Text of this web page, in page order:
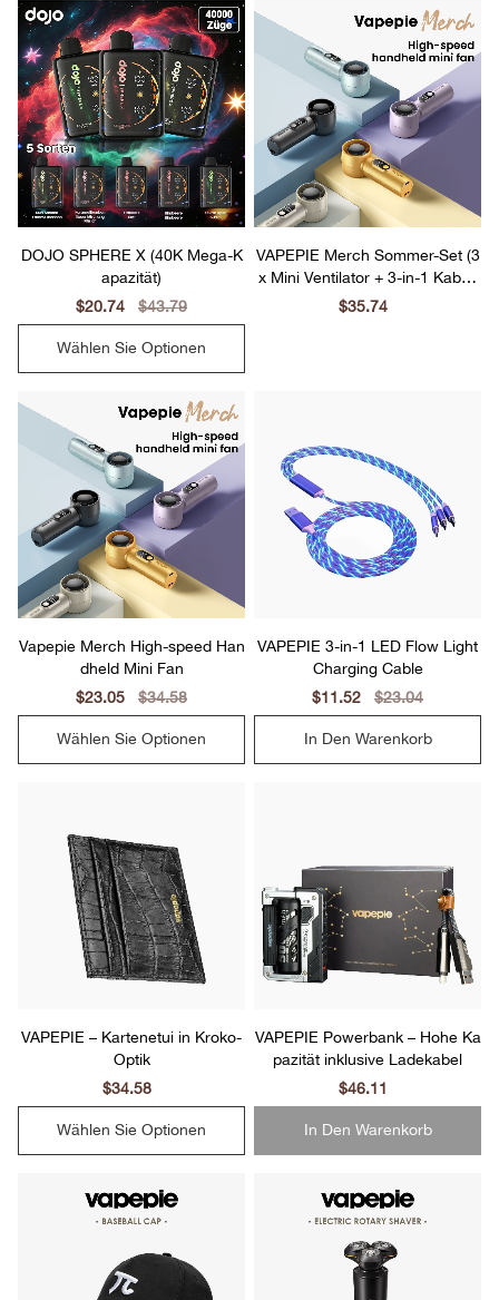
DOJO SPHERE X (40K Mega-K
apazität)
Sale
price
$20.74
Regular
price
$43.79
Wählen Sie Optionen
VAPEPIE Merch Sommer-Set (3
x Mini Ventilator + 3-in-1 Kabel)
– Farbe frei wählbar
Sale
$35.74
Vapepie Merch High-speed Han
dheld Mini Fan
Sale
price
$23.05
Regular
price
$34.58
Wählen Sie Optionen
VAPEPIE 3-in-1 LED Flow Light
Charging Cable
Sale
price
$11.52
Regular
price
$23.04
In Den Warenkorb
VAPEPIE – Kartenetui in Kroko-
Optik
Sale
price
$34.58
price
Wählen Sie Optionen
VAPEPIE Powerbank – Hohe Ka
pazität inklusive Ladekabel
Sale
price
$46.11
price
In Den Warenkorb